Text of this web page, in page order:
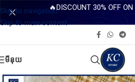
Skip to navigation
Skip to main content
🔥DISCOUNT 30% OFF
មីនុយ